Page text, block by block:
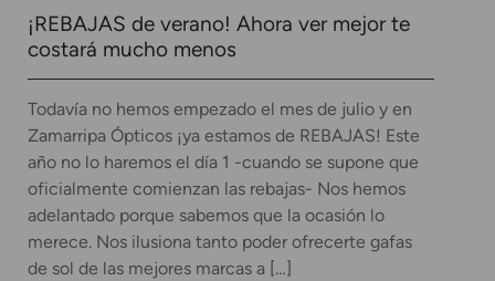
¡REBAJAS de verano! Ahora ver mejor te
costará mucho menos
Todavía no hemos empezado el mes de julio y en
Zamarripa Ópticos ¡ya estamos de REBAJAS! Este
año no lo haremos el día 1 -cuando se supone que
oficialmente comienzan las rebajas- Nos hemos
adelantado porque sabemos que la ocasión lo
merece. Nos ilusiona tanto poder ofrecerte gafas
de sol de las mejores marcas a […]